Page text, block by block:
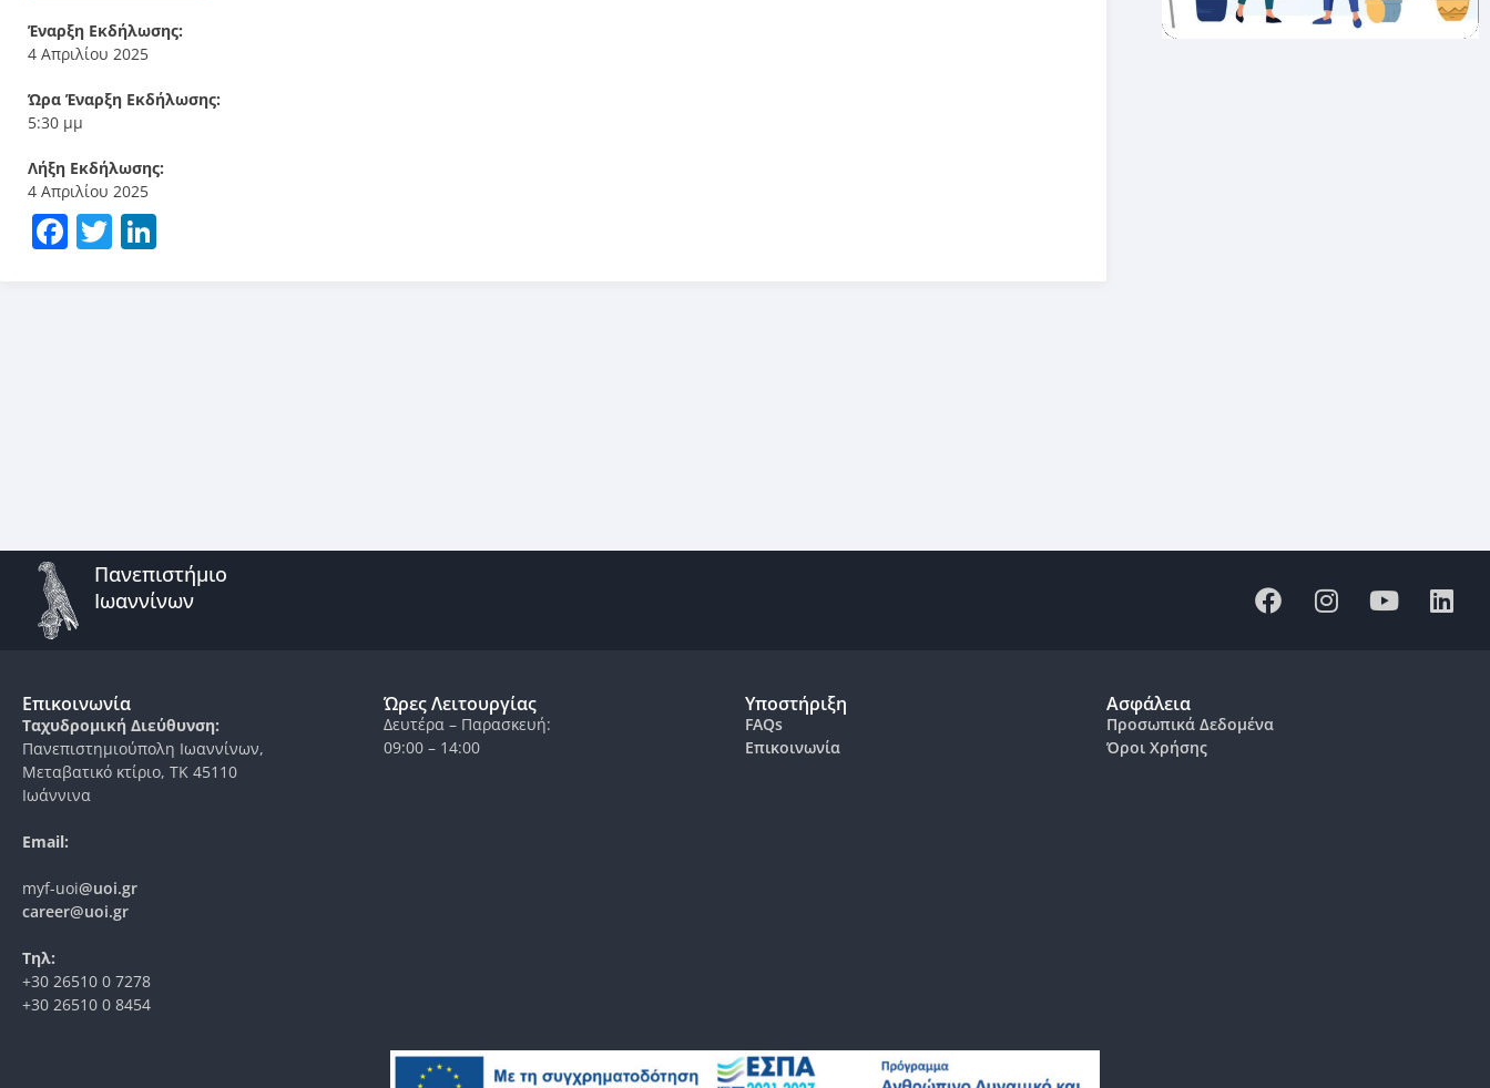
Έναρξη Εκδήλωσης:
4 Απριλίου 2025
Ώρα Έναρξη Εκδήλωσης:
5:30 μμ
Λήξη Εκδήλωσης:
4 Απριλίου 2025
Facebook
Twitter
Πανεπιστήμιο
Ιωαννίνων
Επικοινωνία
Ταχυδρομική Διεύθυνση:
Πανεπιστημιούπολη Ιωαννίνων,
Μεταβατικό κτίριο, ΤΚ 45110
Ιωάννινα
Email:
myf-uoi@uoi.gr
career@uoi.gr
Τηλ:
+30 26510 0 7278
+30 26510 0 8454
Ώρες Λειτουργίας
Δευτέρα – Παρασκευή:
09:00 – 14:00
Υποστήριξη
FAQs
Επικοινωνία
Ασφάλεια
Προσωπικά Δεδομένα
Όροι Χρήσης